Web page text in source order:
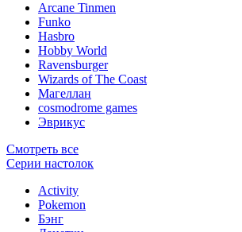
Arcane Tinmen
Funko
Hasbro
Hobby World
Ravensburger
Wizards of The Coast
Магеллан
сosmodrome games
Эврикус
Смотреть все
Серии настолок
Activity
Pokemon
Бэнг